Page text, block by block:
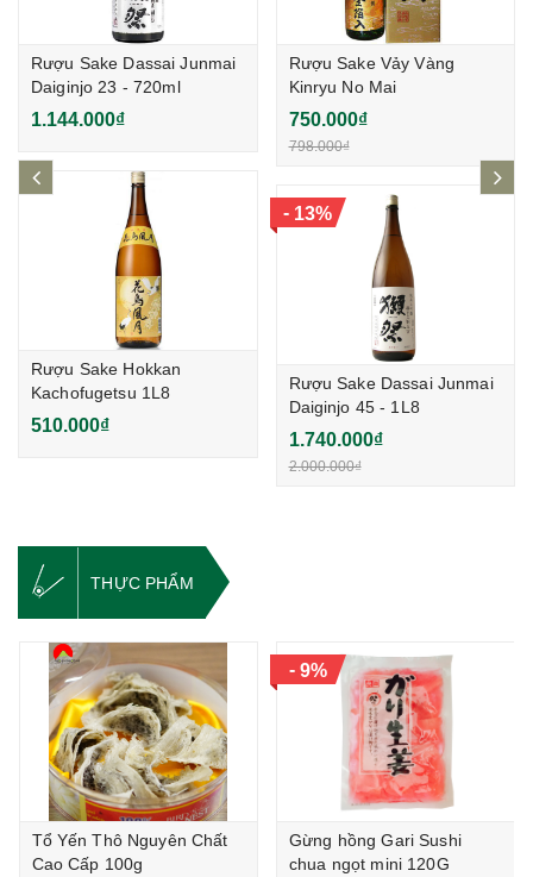
Rượu Sake Dassai Junmai
Daiginjo 23 - 720ml
1.144.000₫
Rượu Sake Hokkan
Kachofugetsu 1L8
510.000₫
Rượu Sake Vảy Vàng
Kinryu No Mai
Junkinpakuiri 1,8L
750.000₫
798.000₫
- 13%
Rượu Sake Dassai Junmai
Daiginjo 45 - 1L8
1.740.000₫
2.000.000₫
THỰC PHẨM
Tổ Yến Thô Nguyên Chất
Cao Cấp 100g
- 9%
Gừng hồng Gari Sushi
chua ngọt mini 120G